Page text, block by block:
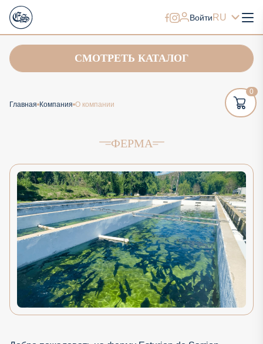
Войти RU
СМОТРЕТЬ КАТАЛОГ
Главная Компания О компании
ФЕРМА
0